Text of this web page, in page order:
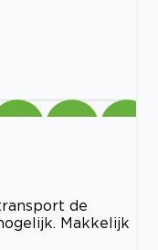
de
Makkelijk